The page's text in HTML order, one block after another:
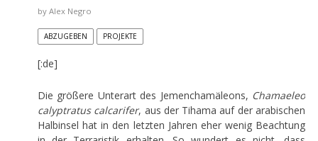
by Alex Negro
ABZUGEBEN PROJEKTE
[:de]
Die größere Unterart des Jemenchamäleons, Chamaeleo
calyptratus calcarifer, aus der Tihama auf der arabischen
Halbinsel hat in den letzten Jahren eher wenig Beachtung